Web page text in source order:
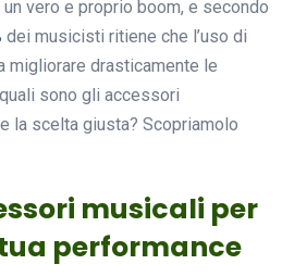
vero e proprio boom, e secondo
dei musicisti ritiene che l’uso di
migliorare drasticamente le
sono gli accessori
la scelta giusta? Scopriamolo
musicali per
performance